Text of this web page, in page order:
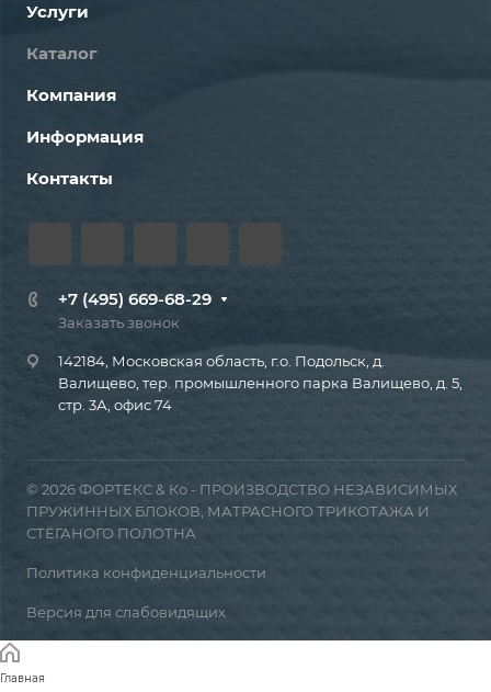
Услуги
Каталог
Компания
Информация
Контакты
+7 (495) 669-68-29
Заказать звонок
142184, Московская область, г.о. Подольск, д.
Валищево, тер. промышленного парка Валищево, д. 5,
стр. 3А, офис 74
© 2026 ФОРТЕКС & Ко - ПРОИЗВОДСТВО НЕЗАВИСИМЫХ
ПРУЖИННЫХ БЛОКОВ, МАТРАСНОГО ТРИКОТАЖА И
СТЁГАНОГО ПОЛОТНА
Политика конфиденциальности
Версия для слабовидящих
Главная